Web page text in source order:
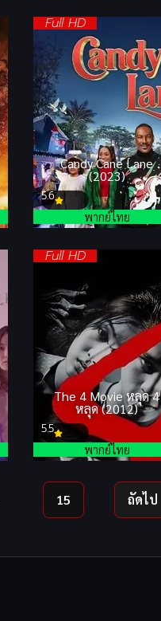
Full HD
Candy Cane Lane
(2023)
5.6
พากย์ไทย
Full HD
The 4 Movie หลุด 4
หลุด (2012)
5.5
พากย์ไทย
15 ถัดไป